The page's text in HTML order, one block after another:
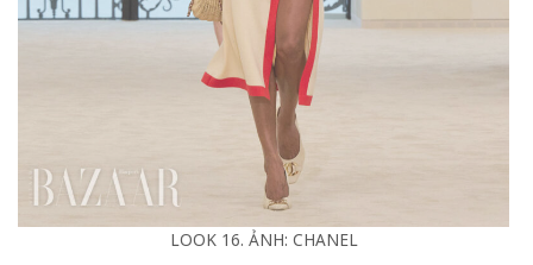
LOOK 16. ẢNH: CHANEL